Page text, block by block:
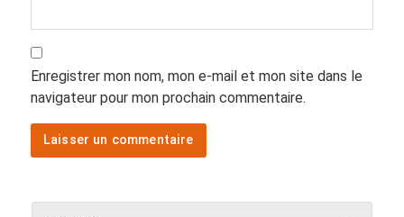
Enregistrer mon nom, mon e-mail et mon site dans le
navigateur pour mon prochain commentaire.